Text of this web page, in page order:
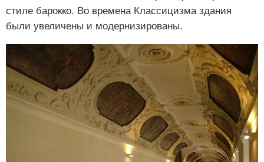
стиле барокко. Во времена Классицизма здания
были увеличены и модернизированы.